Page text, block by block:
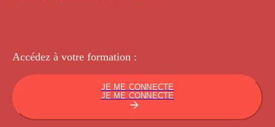
Accédez à votre formation :
JE ME CONNECTE
JE ME CONNECTE